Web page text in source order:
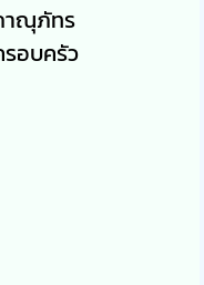
าณุภัทร
อบครัว